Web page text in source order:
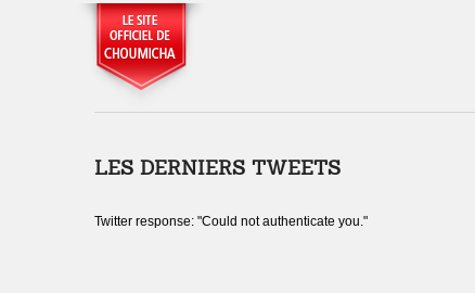
LES DERNIERS TWEETS
Twitter response: "Could not authenticate you."